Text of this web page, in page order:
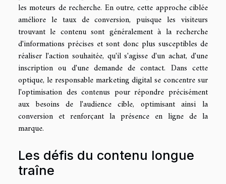
les moteurs de recherche. En outre, cette approche ciblée
améliore le taux de conversion, puisque les visiteurs
trouvant le contenu sont généralement à la recherche
d'informations précises et sont donc plus susceptibles de
réaliser l'action souhaitée, qu'il s'agisse d'un achat, d'une
inscription ou d'une demande de contact. Dans cette
optique, le responsable marketing digital se concentre sur
l'optimisation des contenus pour répondre précisément
aux besoins de l'audience cible, optimisant ainsi la
conversion et renforçant la présence en ligne de la
marque.
Les défis du contenu longue
traîne